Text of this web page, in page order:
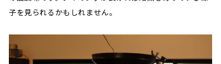
子を見られるかもしれません。